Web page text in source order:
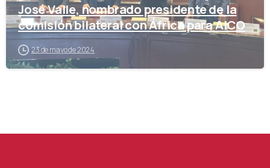
José Valle, nombrado presidente de la
comisión bilateral con África para AICO
23 de mayo de 2024